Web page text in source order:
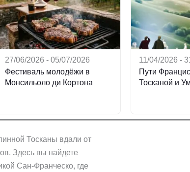
27/06/2026 - 05/07/2026
Фестиваль молодёжи в
Монсильоло ди Кортона
11/04/2026 -
Пути
Тосканой и
Тосканы вдали от
Здесь вы найдете
Сан-Франческо, где